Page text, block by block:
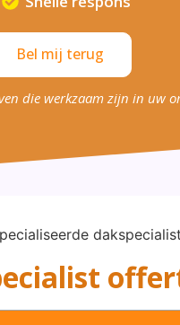
Bel mij terug
die werkzaam zijn in uw